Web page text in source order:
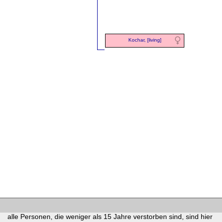
Kochar, [living]
alle Personen, die weniger als 15 Jahre verstorben sind, sind hier